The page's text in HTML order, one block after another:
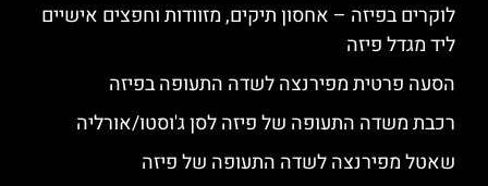
לוקרים בפיזה – אחסון תיקים, מזוודות וחפצים אישיים
ליד מגדל פיזה
הסעה פרטית מפירנצה לשדה התעופה בפיזה
רכבת משדה התעופה של פיזה לסן ג'וסטו/אורליה
שאטל מפירנצה לשדה התעופה של פיזה